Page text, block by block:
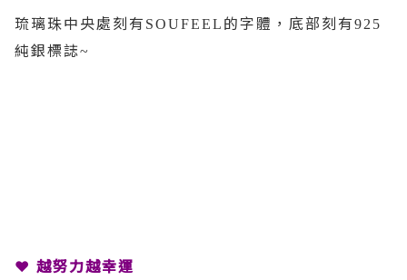
琉璃珠中央處刻有 SOUFEEL 的字體，底部刻有925
純銀標誌~
❤ 越努力越幸運